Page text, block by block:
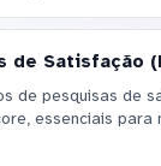
de Satisfação
de pesquisas de
essenciais para